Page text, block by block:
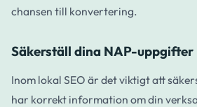
chansen till konvertering.
Säkerställ dina NAP-uppgifter
Inom lokal SEO är det viktigt att
har korrekt information om din